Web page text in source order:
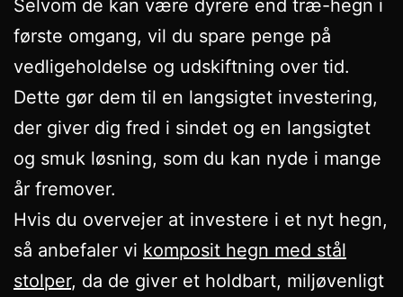
Selvom de kan være dyrere end træ-hegn i
første omgang, vil du spare penge på
vedligeholdelse og udskiftning over tid.
Dette gør dem til en langsigtet investering,
der giver dig fred i sindet og en langsigtet
og smuk løsning, som du kan nyde i mange
år fremover.
Hvis du overvejer at investere i et nyt hegn,
så anbefaler vi komposit hegn med stål
stolper, da de giver et holdbart, miljøvenligt